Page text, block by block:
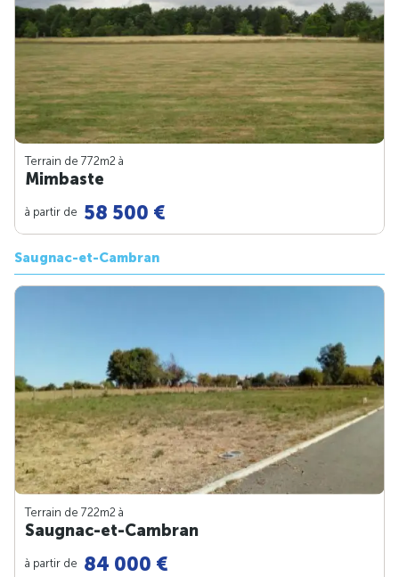
Terrain de 772m2 à
Mimbaste
à partir de 58 500 €
Saugnac-et-Cambran
Terrain de 722m2 à
Saugnac-et-Cambran
à partir de 84 000 €